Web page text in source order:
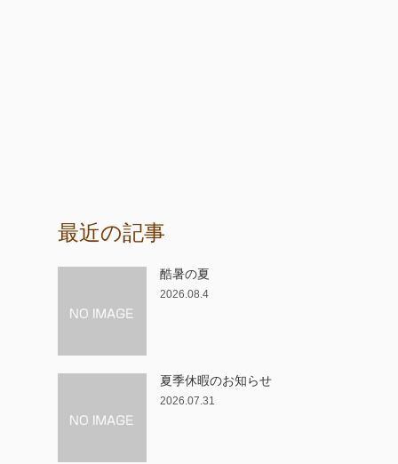
最近の記事
酷暑の夏
2026.08.4
夏季休暇のお知らせ
2026.07.31